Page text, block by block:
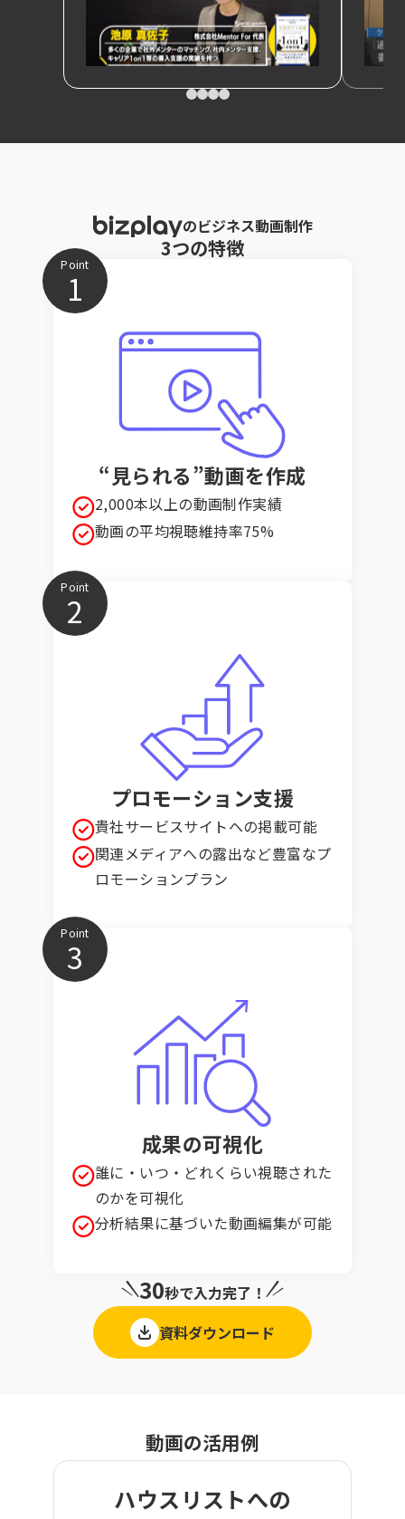
のビジネス動画制作
3つの特徴
Point
1
“見られる”動画を作成
2,000本以上の動画制作実績
動画の平均視聴維持率75%
Point
2
プロモーション支援
貴社サービスサイトへの掲載可能
関連メディアへの露出など豊富なプ
ロモーションプラン
Point
3
成果の可視化
誰に・いつ・どれくらい視聴された
のかを可視化
分析結果に基づいた動画編集が可能
30秒で入力完了！
資料ダウンロード
動画の活用例
ハウスリストへの